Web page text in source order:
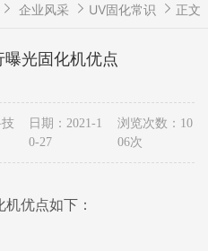
企业风采 UV固化常识 正文
光固化机优点
日期：2021-1
0-27
浏览次数：10
06次
优点如下：